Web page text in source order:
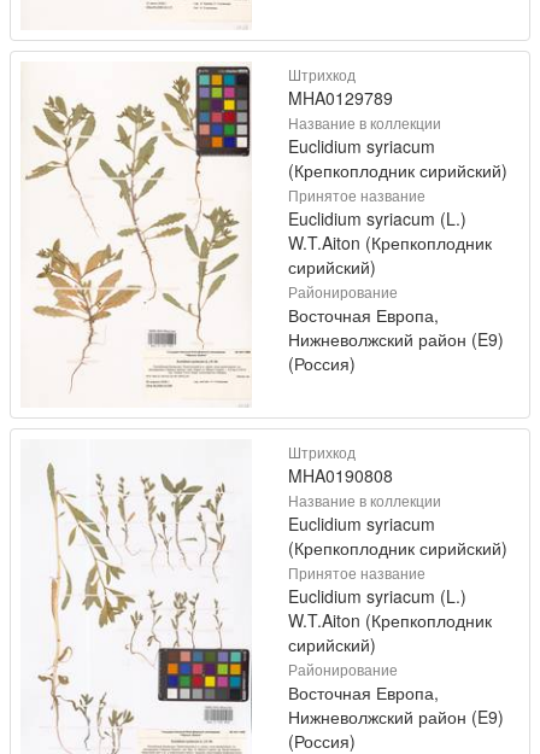
Штрихкод
MHA0129789
Название в коллекции
Euclidium syriacum
(Крепкоплодник сирийский)
Принятое название
Euclidium syriacum (L.)
W.T.Aiton (Крепкоплодник
сирийский)
Районирование
Восточная Европа,
Нижневолжский район (E9)
(Россия)
Штрихкод
MHA0190808
Название в коллекции
Euclidium syriacum
(Крепкоплодник сирийский)
Принятое название
Euclidium syriacum (L.)
W.T.Aiton (Крепкоплодник
сирийский)
Районирование
Восточная Европа,
Нижневолжский район (E9)
(Россия)